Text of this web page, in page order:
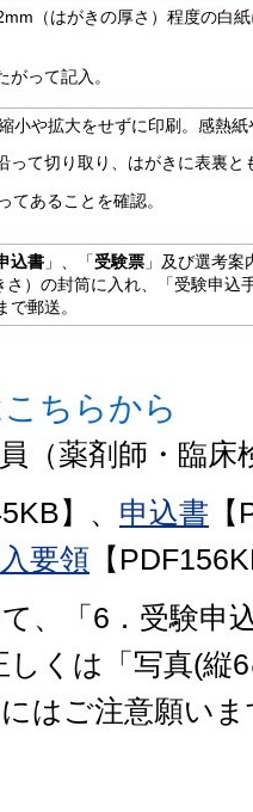
（はがきの厚さ）程度の白
がって記入。
小や拡大をせずに印刷。感熱
って切り取り、はがきに表裏
てあることを確認。
込書 」、「受験票 」及び選考
）の封筒に入れ、「受験申込
郵送。
ちらから
（薬剤師・臨床
】、 申込書
要領 【
、「6．受験申
しくは「写真(縦
はご注意願い